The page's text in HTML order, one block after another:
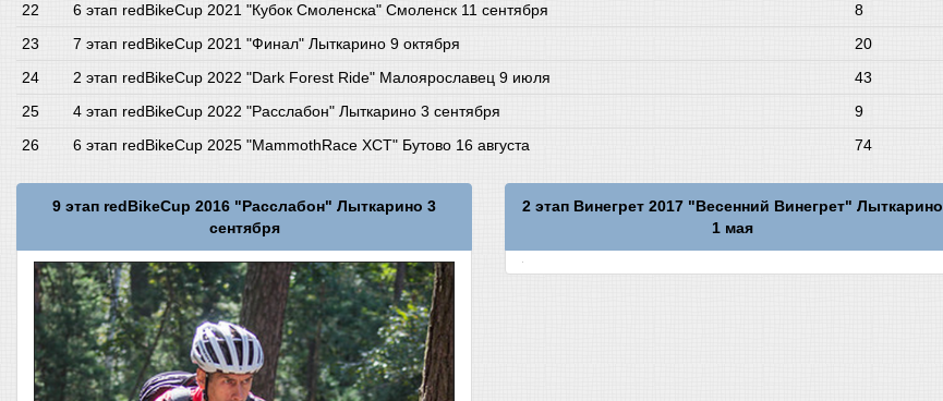
6 этап redBikeCup 2021 "Кубок Смоленска" Смоленск 11 сентября
8
7 этап redBikeCup 2021 "Финал" Лыткарино 9 октября
20
2 этап redBikeCup 2022 "Dark Forest Ride" Малоярославец 9 июля
43
4 этап redBikeCup 2022 "Расслабон" Лыткарино 3 сентября
9
6 этап redBikeCup 2025 "MammothRace XCT" Бутово 16 августа
74
9 этап redBikeCup 2016 "Расслабон" Лыткарино 3
сентября
2 этап Винегрет 2017 "Весенний Винегрет" Лыткарино
1 мая